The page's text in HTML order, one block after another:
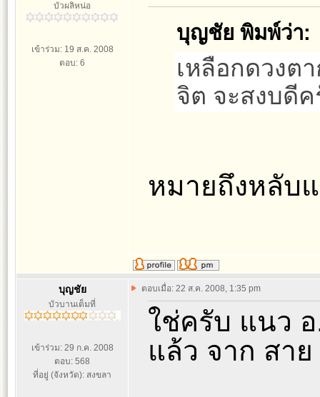
บัวผลิหน่อ
เข้าร่วม: 19 ส.ค. 2008
ตอบ: 6
บุญชัย พิมพ์ว่า:
เหลือกดวงต
จิต จะสงบดี
หมายถึงหลับ
บุญชัย
บัวบานเต็มที่
เข้าร่วม: 29 ก.ค. 2008
ตอบ: 568
ที่อยู่ (จังหวัด): สงขลา
ตอบเมื่อ: 22 ส.ค. 2008, 1:35 pm
ใช่ครับ แนว
แล้ว จาก สา